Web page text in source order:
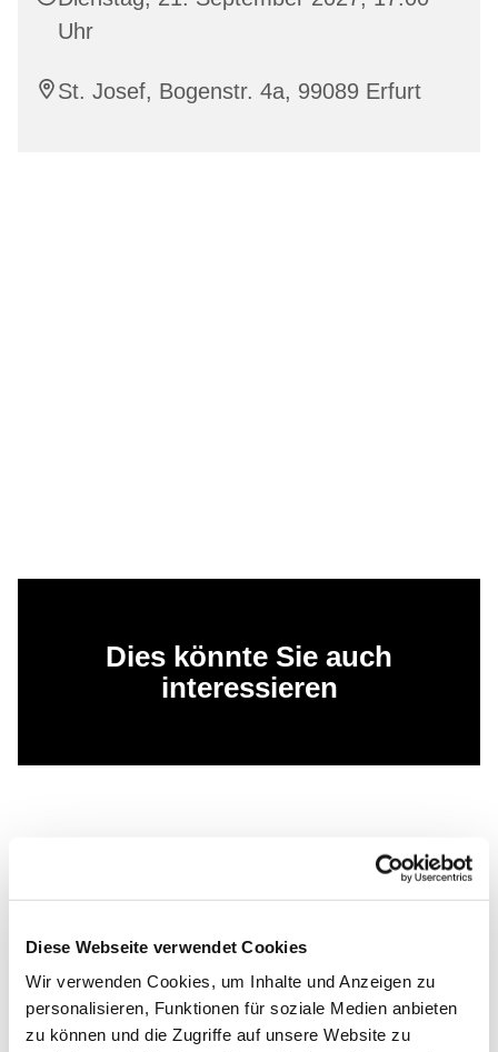
Diese Webseite verwendet Cookies
Wir verwenden Cookies, um Inhalte und Anzeigen zu
personalisieren, Funktionen für soziale Medien anbieten
zu können und die Zugriffe auf unsere Website zu
Uhr
St. Josef, Bogenstr. 4a, 99089 Erfurt
Dies könnte Sie auch
interessieren